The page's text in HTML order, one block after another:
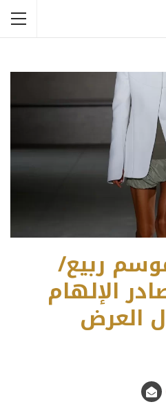
ربيع/
مصادر الإلهام
العرض